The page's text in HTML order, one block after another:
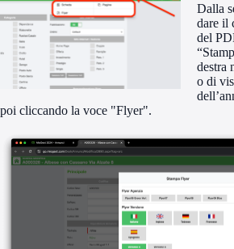
Dalla
dare il
del
destra
o di
poi cliccando la voce "Flyer".